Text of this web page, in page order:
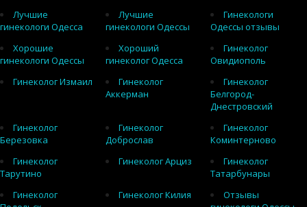
Лучшие
гинекологи Одесса
Лучшие
гинекологи Одессы
Гинекологи
Одессы отзывы
Хорошие
гинекологи Одессы
Хороший
гинеколог Одесса
Гинеколог
Овидиополь
Гинеколог Измаил
Гинеколог
Аккерман
Гинеколог
Белгород-
Днестровский
Гинеколог
Березовка
Гинеколог
Доброслав
Гинеколог
Коминтерново
Гинеколог
Тарутино
Гинеколог Арциз
Гинеколог
Татарбунары
Гинеколог
Гинеколог Килия
Отзывы